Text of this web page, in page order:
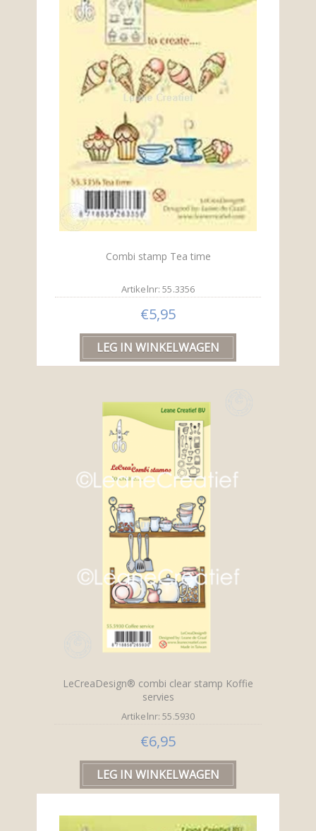
Combi stamp Tea time
Artikelnr: 55.3356
€5,95
LeCreaDesign® combi clear stamp Koffie
servies
Artikelnr: 55.5930
€6,95